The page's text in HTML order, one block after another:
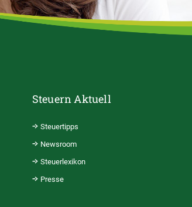
Steuern Aktuell
Steuertipps
Newsroom
Steuerlexikon
Presse